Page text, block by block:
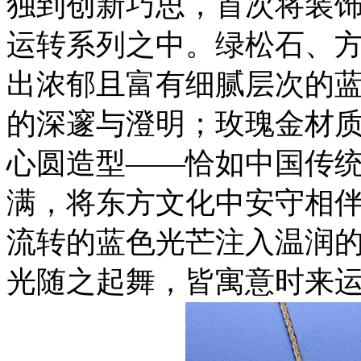
运转系列之中。绿松石、
出浓郁 且 富有细腻层次的
的深邃与澄明； 玫瑰金材
心圆造型——恰如中国传
满 ， 将东方文化中安守相
流转的蓝色光芒注入温润
光随之起舞，皆寓意时来